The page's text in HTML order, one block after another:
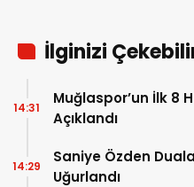
İlginizi
Muğlaspor’un İlk 8
Açıklandı
14:31
Saniye Özden
Uğurlandı
14:29